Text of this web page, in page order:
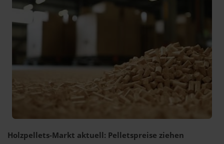
Holzpellets-Markt aktuell: Pelletspreise ziehen